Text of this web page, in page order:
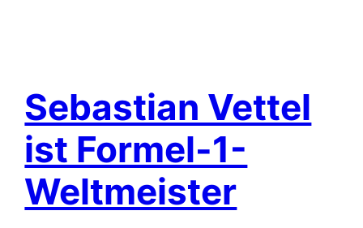
Sebastian Vettel
ist Formel-1-
Weltmeister